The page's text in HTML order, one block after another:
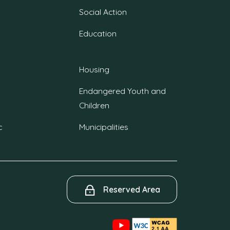
Social Action
Education
Housing
Endangered Youth and
Children
Municipalities
Reserved Area